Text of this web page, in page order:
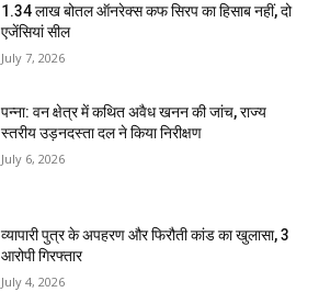
1.34 लाख बोतल ऑनरेक्स कफ सिरप का हिसाब नहीं, दो
एजेंसियां सील
July 7, 2026
पन्ना: वन क्षेत्र में कथित अवैध खनन की जांच, राज्य
स्तरीय उड़नदस्ता दल ने किया निरीक्षण
July 6, 2026
व्यापारी पुत्र के अपहरण और फिरौती कांड का खुलासा, 3
आरोपी गिरफ्तार
July 4, 2026